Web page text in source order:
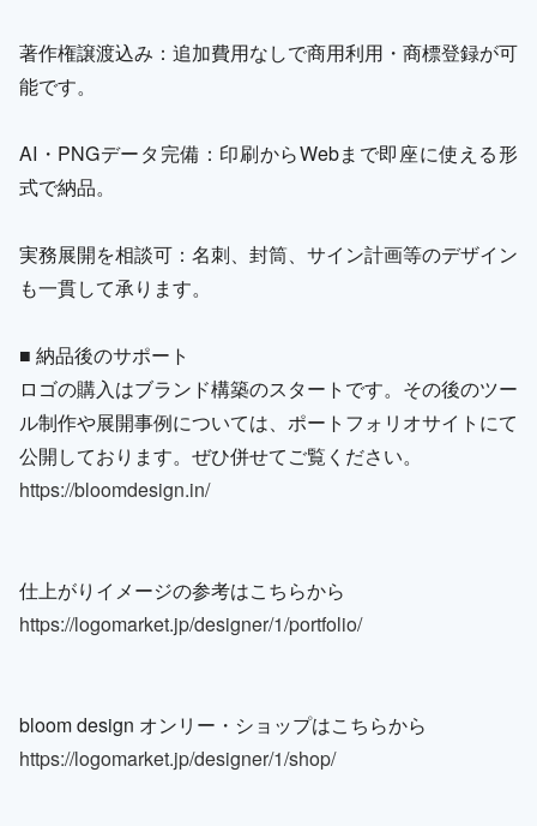
著作権譲渡込み：追加費用なしで商用利用・商標登録が可
能です。
AI・PNGデータ完備：印刷からWebまで即座に使える形
式で納品。
実務展開を相談可：名刺、封筒、サイン計画等のデザイン
も一貫して承ります。
■ 納品後のサポート
ロゴの購入はブランド構築のスタートです。その後のツー
ル制作や展開事例については、ポートフォリオサイトにて
公開しております。ぜひ併せてご覧ください。
https://bloomdesign.in/
仕上がりイメージの参考はこちらから
https://logomarket.jp/designer/1/portfolio/
bloom design オンリー・ショップはこちらから
https://logomarket.jp/designer/1/shop/